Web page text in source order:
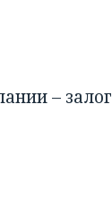
– залог